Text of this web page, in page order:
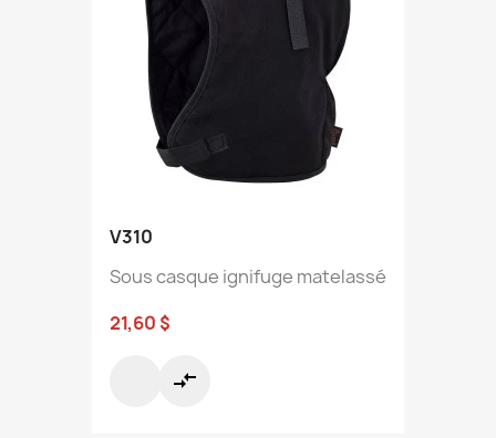
V310
Sous casque ignifuge matelassé
21,60 $
compare_arrows